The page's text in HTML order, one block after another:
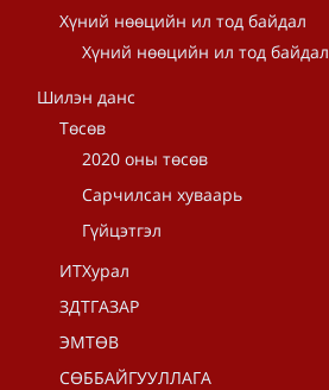
Хүний нөөцийн ил тод байдал
Хүний нөөцийн ил тод байдал
Шилэн данс
Төсөв
2020 оны төсөв
Сарчилсан хуваарь
Гүйцэтгэл
ИТХурал
ЗДТГАЗАР
ЭМТӨВ
СӨББАЙГУУЛЛАГА